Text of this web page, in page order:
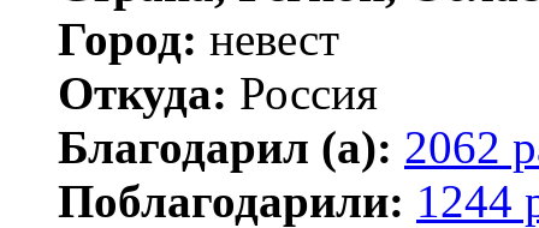
Город: невест
Откуда: Россия
Благодарил (а): 2062
Поблагодарили: 1244